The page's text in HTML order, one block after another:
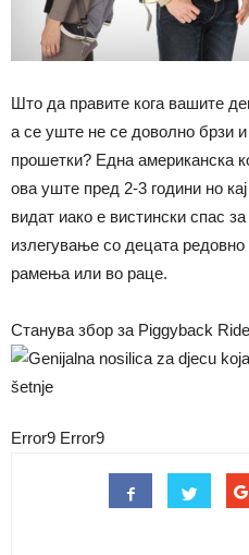
Што да правите кога вашите
а се уште не се доволно брзи
прошетки? Една американска
ова уште пред 2-3 години но
видат иако е вистински спас
излегување со децата
рамења или во раце.
Станува збор за Piggyback
Error9 Error9